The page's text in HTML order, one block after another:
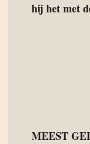
hij het met
MEEST